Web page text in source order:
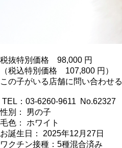
税抜特別価格 98,000 円
（税込特別価格 107,800 円）
この子がいる店舗に問い合わせる
TEL：03-6260-9611 No.62327
性別： 男の子
毛色： ホワイト
お誕生日： 2025年12月27日
ワクチン接種：5種混合済み